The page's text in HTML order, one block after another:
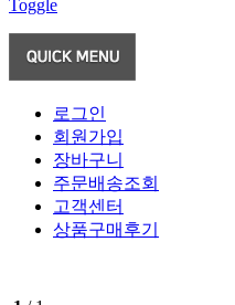
Toggle
로그인
회원가입
장바구니
주문배송조회
고객센터
상품구매후기